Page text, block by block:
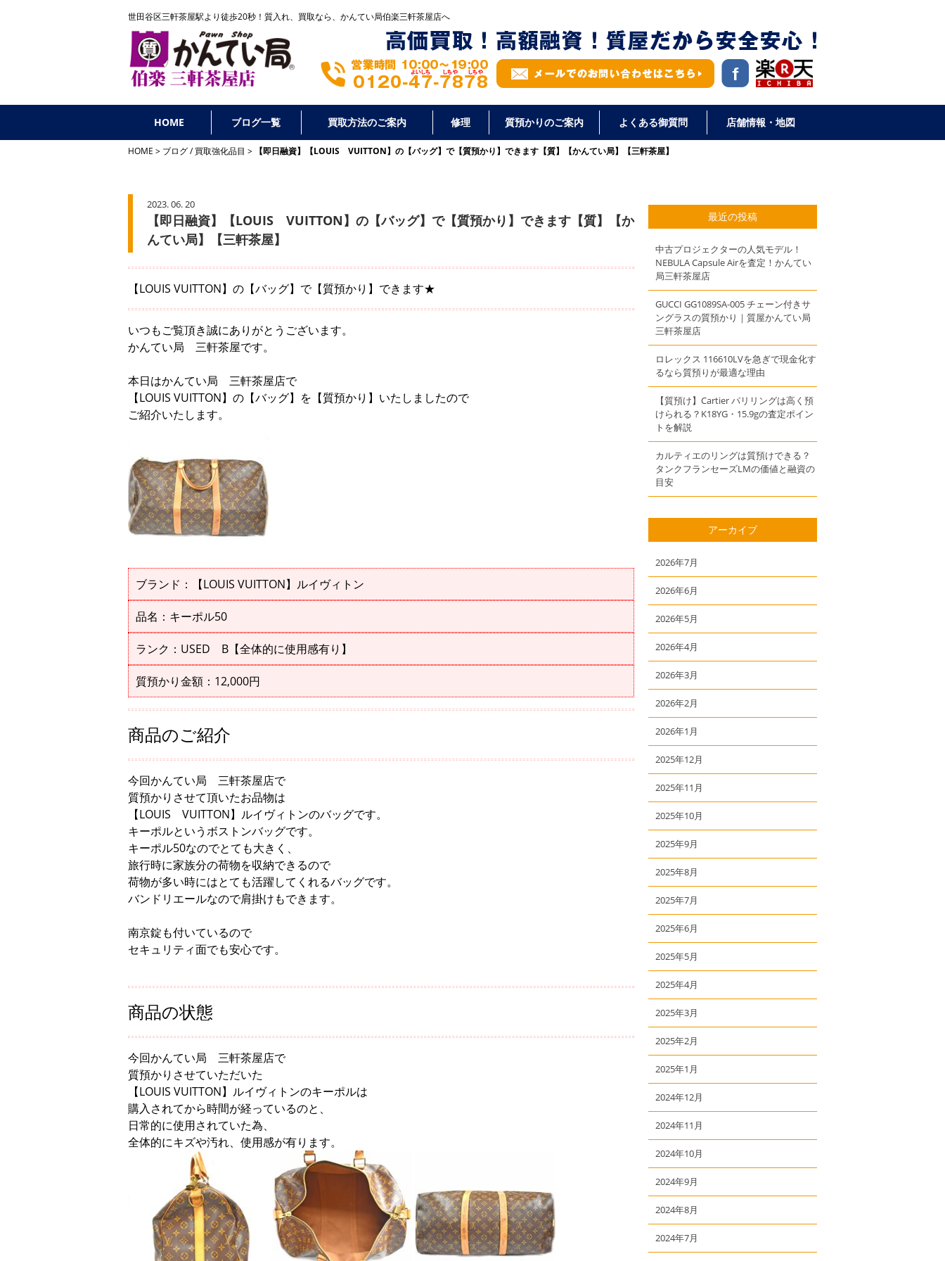
世田谷区三軒茶屋駅より徒歩20秒！ 質入れ、買取なら、かんてい局伯楽三軒茶屋店へ
HOME ブログ一覧 買取方法のご案内 修理 質預かりのご案内 よくある御質問 店舗情報・地図
HOME ブログ/買取強化品目 【即日融資】【LOUIS VUITTON】の【バッグ】で【質預かり】できます【質】【かんてい局】【三軒茶屋】
2023. 06. 20
【即日融資】【LOUIS VUITTON】の【バッグ】で【質預かり】できます【質】【か
んてい局】【三軒茶屋】
【LOUIS VUITTON】の【バッグ】で【質預かり】できます★
いつもご覧頂き誠にありがとうございます。
かんてい局 三軒茶屋です。
本日はかんてい局 三軒茶屋店で
【LOUIS VUITTON】の【バッグ】を【質預かり】いたしましたので
ご紹介いたします。
ブランド：【LOUIS VUITTON】ルイヴィトン
品名：キーポル50
ランク：USED B【全体的に使用感有り】
質預かり金額：12,000円
商品のご紹介
今回かんてい局 三軒茶屋店で
質預かりさせて頂いたお品物は
【LOUIS VUITTON】ルイヴィトンのバッグです。
キーポルというボストンバッグです。
キーポル50なのでとても大きく、
旅行時に家族分の荷物を収納できるので
荷物が多い時にはとても活躍してくれるバッグです。
バンドリエールなので肩掛けもできます。
南京錠も付いているので
セキュリティ面でも安心です。
商品の状態
今回かんてい局 三軒茶屋店で
質預かりさせていただいた
【LOUIS VUITTON】ルイヴィトンのキーポルは
購入されてから時間が経っているのと、
日常的に使用されていた為、
全体的にキズや汚れ、使用感が有ります。
最近の投稿
中古プロジェクターの人気モデル！
NEBULA Capsule Airを査定！かんてい
局三軒茶屋店
GUCCI GG1089SA-005 チェーン付きサ
ングラスの質預かり｜質屋かんてい局
三軒茶屋店
ロレックス 116610LVを急ぎで現金化す
るなら質預りが最適な理由
【質預け】Cartier パリリングは高く預
けられる？K18YG・15.9gの査定ポイン
トを解説
カルティエのリングは質預けできる？
タンクフランセーズLMの価値と融資の
目安
アーカイブ
2026年7月
2026年6月
2026年5月
2026年4月
2026年3月
2026年2月
2026年1月
2025年12月
2025年11月
2025年10月
2025年9月
2025年8月
2025年7月
2025年6月
2025年5月
2025年4月
2025年3月
2025年2月
2025年1月
2024年12月
2024年11月
2024年10月
2024年9月
2024年8月
2024年7月